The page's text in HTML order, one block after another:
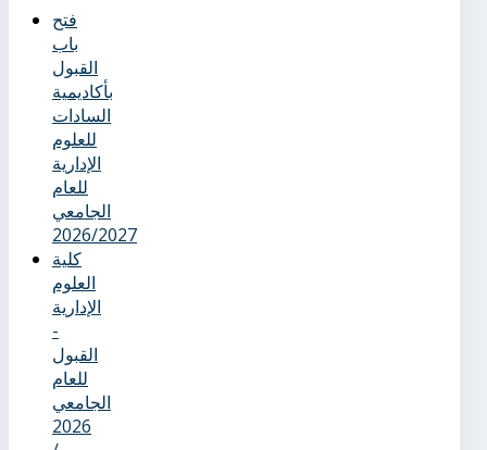
فتح
باب
القبول
بأكاديمية
السادات
للعلوم
الإدارية
للعام
الجامعي
2026/2027
كلية
العلوم
الإدارية
-
القبول
للعام
الجامعي
2026